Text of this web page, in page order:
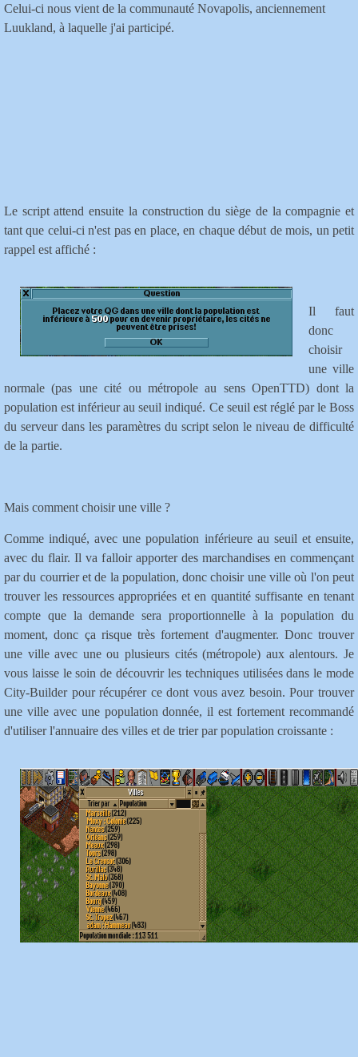
Celui-ci nous vient de la communauté Novapolis, anciennement
Luukland, à laquelle j'ai participé.
Le script attend ensuite la construction du siège de la compagnie et
tant que celui-ci n'est pas en place, en chaque début de mois, un petit
rappel est affiché :
Il faut
donc
choisir
une ville
normale (pas une cité ou métropole au sens OpenTTD) dont la
population est inférieur au seuil indiqué. Ce seuil est réglé par le Boss
du serveur dans les paramètres du script selon le niveau de difficulté
de la partie.
Mais comment choisir une ville ?
Comme indiqué, avec une population inférieure au seuil et ensuite,
avec du flair. Il va falloir apporter des marchandises en commençant
par du courrier et de la population, donc choisir une ville où l'on peut
trouver les ressources appropriées et en quantité suffisante en tenant
compte que la demande sera proportionnelle à la population du
moment, donc ça risque très fortement d'augmenter. Donc trouver
une ville avec une ou plusieurs cités (métropole) aux alentours. Je
vous laisse le soin de découvrir les techniques utilisées dans le mode
City-Builder pour récupérer ce dont vous avez besoin. Pour trouver
une ville avec une population donnée, il est fortement recommandé
d'utiliser l'annuaire des villes et de trier par population croissante :